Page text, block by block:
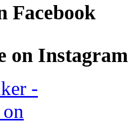
Facebook
on Instagram